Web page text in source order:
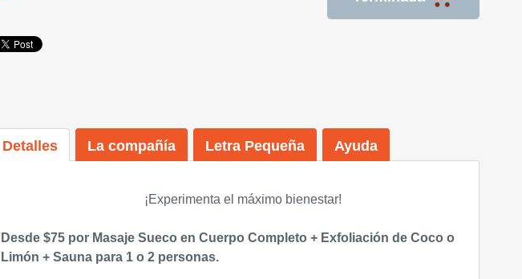
Detalles La compañía Letra Pequeña Ayuda
¡Experimenta el máximo bienestar!
Desde $75 por Masaje Sueco en Cuerpo Completo + Exfoliación de Coco o
Limón + Sauna para 1 o 2 personas.